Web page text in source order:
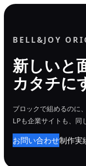
内
BELL&JOY
新しいと
カタチに
ブロックで組めるのに
LPも企業サイトも、同
お問い合わせ制作実